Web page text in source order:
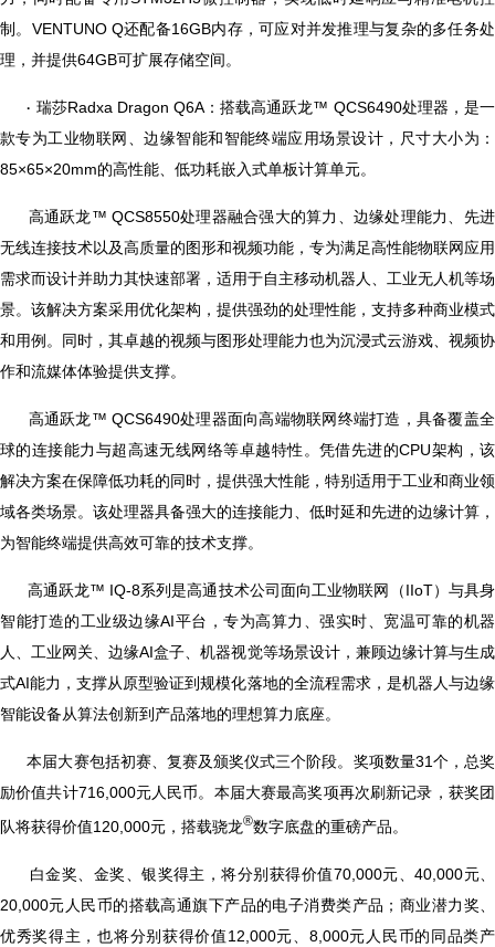
制。VENTUNO Q还配备16GB内存，可应对并发推理与复杂的多任务处
理，并提供64GB可扩展存储空间。
· 瑞莎Radxa Dragon Q6A：搭载高通跃龙™ QCS6490处理器，是一
款专为工业物联网、边缘智能和智能终端应用场景设计，尺寸大小为：
85×65×20mm的高性能、低功耗嵌入式单板计算单元。
高通跃龙™ QCS8550处理器融合强大的算力、边缘处理能力、先进
无线连接技术以及高质量的图形和视频功能，专为满足高性能物联网应用
需求而设计并助力其快速部署，适用于自主移动机器人、工业无人机等场
景。该解决方案采用优化架构，提供强劲的处理性能，支持多种商业模式
和用例。同时，其卓越的视频与图形处理能力也为沉浸式云游戏、视频协
作和流媒体体验提供支撑。
高通跃龙™ QCS6490处理器面向高端物联网终端打造，具备覆盖全
球的连接能力与超高速无线网络等卓越特性。凭借先进的CPU架构，该
解决方案在保障低功耗的同时，提供强大性能，特别适用于工业和商业领
域各类场景。该处理器具备强大的连接能力、低时延和先进的边缘计算，
为智能终端提供高效可靠的技术支撑。
高通跃龙™ IQ-8系列是高通技术公司面向工业物联网（IIoT）与具身
智能打造的工业级边缘AI平台，专为高算力、强实时、宽温可靠的机器
人、工业网关、边缘AI盒子、机器视觉等场景设计，兼顾边缘计算与生成
式AI能力，支撑从原型验证到规模化落地的全流程需求，是机器人与边缘
智能设备从算法创新到产品落地的理想算力底座。
本届大赛包括初赛、复赛及颁奖仪式三个阶段。奖项数量31个，总奖
励价值共计716,000元人民币。本届大赛最高奖项再次刷新记录，获奖团
队将获得价值120,000元，搭载骁龙®数字底盘的重磅产品。
白金奖、金奖、银奖得主，将分别获得价值70,000元、40,000元、
20,000元人民币的搭载高通旗下产品的电子消费类产品；商业潜力奖、
优秀奖得主，也将分别获得价值12,000元、8,000元人民币的同品类产